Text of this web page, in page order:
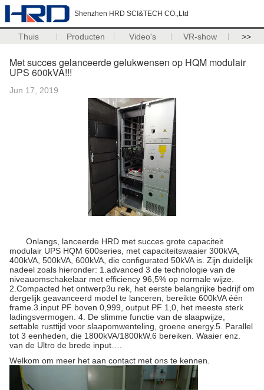
Shenzhen HRD SCI&TECH CO.,Ltd
Thuis Producten Video's VR-show >>
Met succes gelanceerde gelukwensen op HQM modulair
UPS 600kVA!!!
Jun 17, 2019
Onlangs, lanceerde HRD met succes grote capaciteit
modulair UPS HQM 600series, met capaciteitswaaier 300kVA,
400kVA, 500kVA, 600kVA, die configurated 50kVA is. Zijn duidelijk
nadeel zoals hieronder: 1.advanced 3 de technologie van de
niveauomschakelaar met efficiency 96,5% op normale wijze.
2.Compacted het ontwerp3u rek, het eerste belangrijke bedrijf om
dergelijk geavanceerd model te lanceren, bereikte 600kVA één
frame.3.input PF boven 0,999, output PF 1,0, het meeste sterk
ladingsvermogen. 4. De slimme functie van de slaapwijze,
settable rusttijd voor slaapomwenteling, groene energy.5. Parallel
tot 3 eenheden, die 1800kVA/1800kW.6 bereiken. Waaier enz.
van de Ultro de brede input….
Welkom om meer het aan contact met ons te kennen.